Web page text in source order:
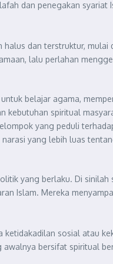
dan penegakan syariat
dan terstruktur, mulai
lalu perlahan
belajar agama,
kebutuhan spiritual
yang peduli
yang lebih luas
yang berlaku. Di
Islam. Mereka
sosial atau
bersifat spiritual